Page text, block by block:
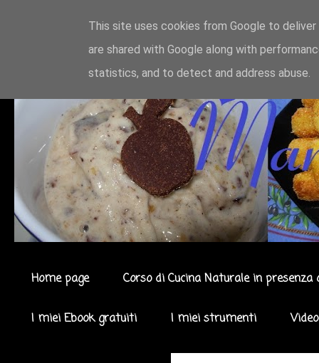
Home page Corso di Cucina Naturale in presenza
I miei Ebook gratuiti I miei strumenti
This site uses cookies from Google to
are shared with Google along with
statistics, and to detect and address abuse.